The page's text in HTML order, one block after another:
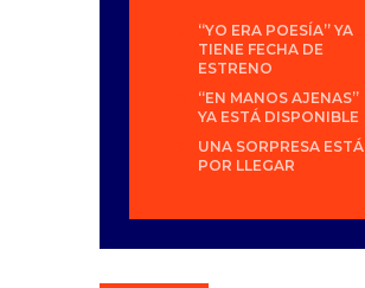
“YO ERA POESÍA” YA
TIENE FECHA DE
ESTRENO
“EN MANOS AJENAS”
YA ESTÁ DISPONIBLE
UNA SORPRESA ESTÁ
POR LLEGAR